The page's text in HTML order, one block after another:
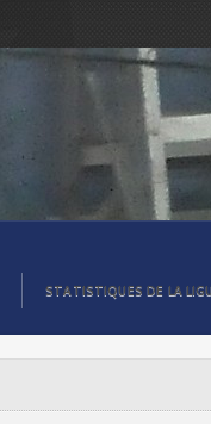
STATISTIQUES DE LA